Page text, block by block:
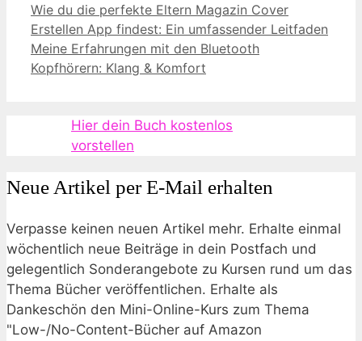
Wie du die perfekte Eltern Magazin Cover
Erstellen App findest: Ein umfassender Leitfaden
Meine Erfahrungen mit den Bluetooth
Kopfhörern: Klang & Komfort
Hier dein Buch kostenlos
vorstellen
Neue Artikel per E-Mail erhalten
Verpasse keinen neuen Artikel mehr. Erhalte einmal
wöchentlich neue Beiträge in dein Postfach und
gelegentlich Sonderangebote zu Kursen rund um das
Thema Bücher veröffentlichen. Erhalte als
Dankeschön den Mini-Online-Kurs zum Thema
"Low-/No-Content-Bücher auf Amazon